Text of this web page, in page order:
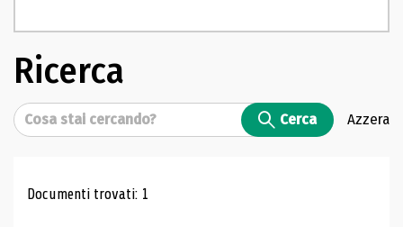
Ricerca
Cerca Cerca Azzera
Risultati di ricerca
Documenti trovati: 1